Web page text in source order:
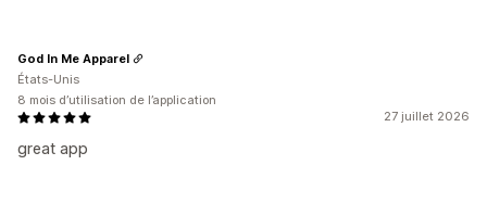
27 juillet 2026
great app
God In Me Apparel
États-Unis
8 mois d’utilisation de l’application